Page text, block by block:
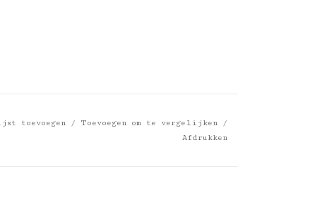
toevoegen / Toevoegen om te vergelijken
/
Afdrukken